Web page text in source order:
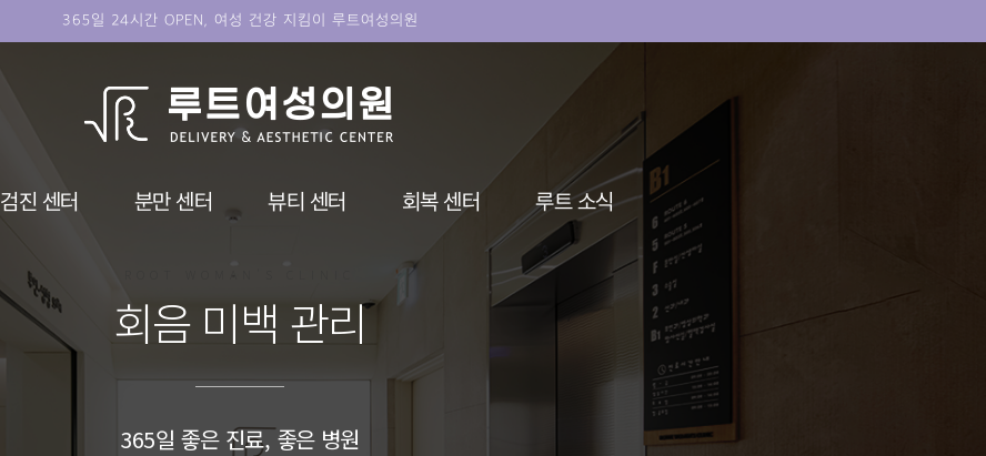
365일 24시간 OPEN, 여성 건강 지킴이 루트여성의원
검진 센터 분만 센터 뷰티 센터 회복 센터 루트 소식
회음 미백 관리
365일 좋은 진료, 좋은 병원